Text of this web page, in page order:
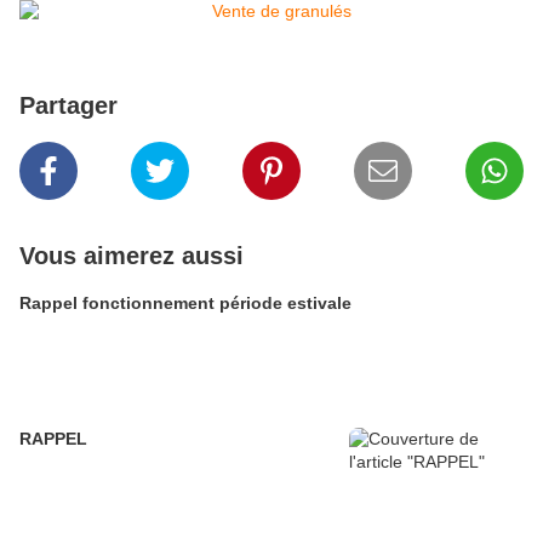
Partager
Vous aimerez aussi
Rappel fonctionnement période estivale
RAPPEL